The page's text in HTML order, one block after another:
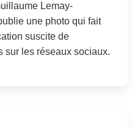
Lemay-
une photo qui fait
suscite de
sur les réseaux sociaux.